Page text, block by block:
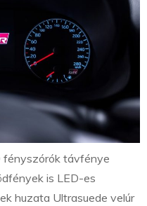
fényszórók távfénye
is LED-es
huzata Ultrasuede velúr